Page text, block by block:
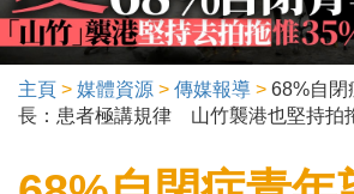
You are here
主頁 > 媒體資源 > 傳媒報導 > 68%自
長：患者極講規律 山竹襲港也堅持拍